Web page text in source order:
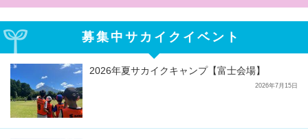
募集中サカイクイベント
2026年夏サカイクキャンプ【富士会場】
2026年7月15日